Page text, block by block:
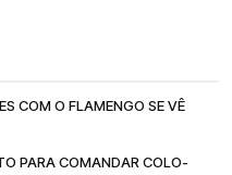
COM O FLAMENGO SE VÊ
PARA COMANDAR COLO-